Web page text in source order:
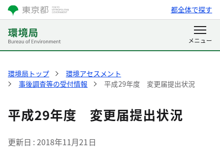
都全体で探す
環境局トップ
環境アセスメント
事後調査等の受付情報
平成29年度 変更届提出状況
平成29年度 変更届提出状況
更新日 2018年11月21日